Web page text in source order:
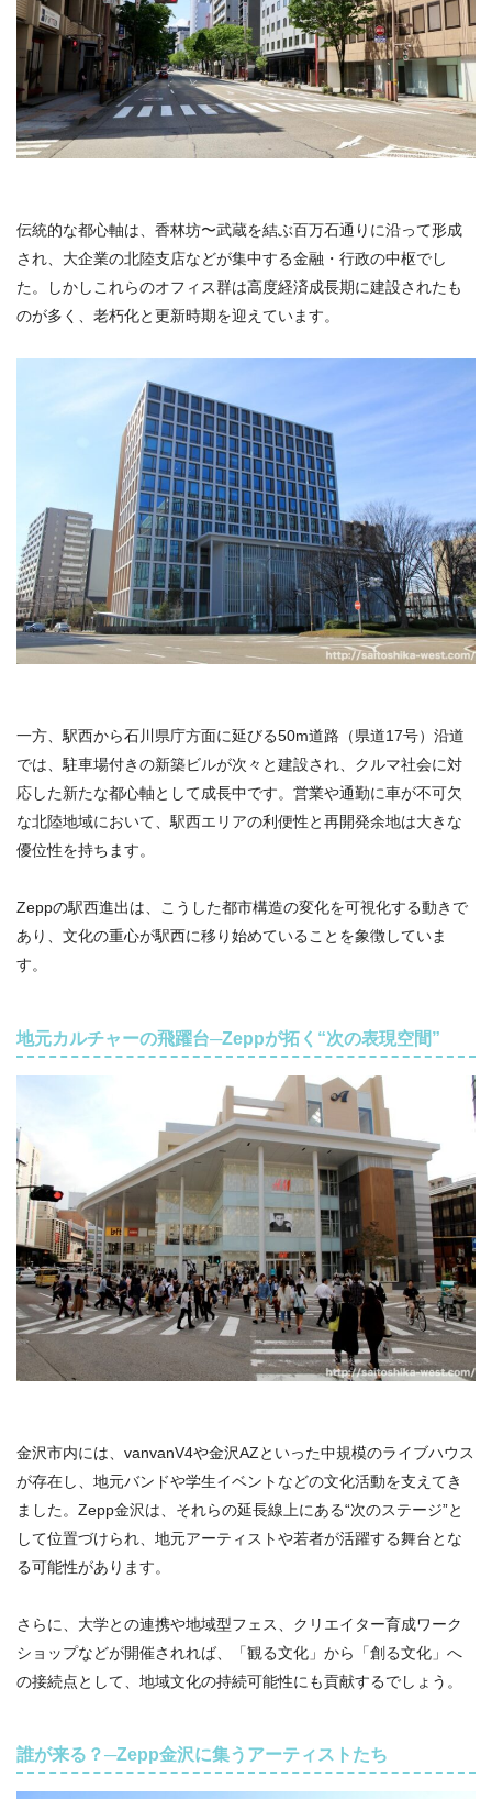
伝統的な都心軸は、香林坊〜武蔵を結ぶ百万石通りに沿って形成
され、大企業の北陸支店などが集中する金融・行政の中枢でし
た。しかしこれらのオフィス群は高度経済成長期に建設されたも
のが多く、老朽化と更新時期を迎えています。
一方、駅西から石川県庁方面に延びる50m道路（県道17号）沿道
では、駐車場付きの新築ビルが次々と建設され、クルマ社会に対
応した新たな都心軸として成長中です。営業や通勤に車が不可欠
な北陸地域において、駅西エリアの利便性と再開発余地は大きな
優位性を持ちます。
Zeppの駅西進出は、こうした都市構造の変化を可視化する動きで
あり、文化の重心が駅西に移り始めていることを象徴していま
す。
地元カルチャーの飛躍台─Zeppが拓く“次の表現空間”
金沢市内には、vanvanV4や金沢AZといった中規模のライブハウス
が存在し、地元バンドや学生イベントなどの文化活動を支えてき
ました。Zepp金沢は、それらの延長線上にある“次のステージ”と
して位置づけられ、地元アーティストや若者が活躍する舞台とな
る可能性があります。
さらに、大学との連携や地域型フェス、クリエイター育成ワーク
ショップなどが開催されれば、「観る文化」から「創る文化」へ
の接続点として、地域文化の持続可能性にも貢献するでしょう。
誰が来る？─Zepp金沢に集うアーティストたち